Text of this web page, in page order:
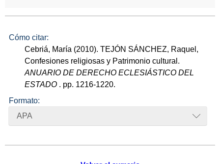
Cómo citar:
Cebriá, María (2010). TEJÓN SÁNCHEZ, Raquel,
Confesiones religiosas y Patrimonio cultural.
ANUARIO DE DERECHO ECLESIÁSTICO DEL
ESTADO . pp. 1216-1220.
Formato:
APA